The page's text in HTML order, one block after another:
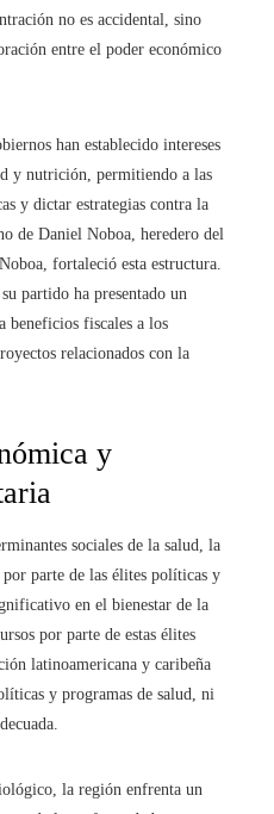
no es accidental, sino
entre el poder económico
han establecido intereses
y nutrición, permitiendo a las
y dictar estrategias contra la
de Daniel Noboa, heredero del
fortaleció esta estructura.
partido ha presentado un
beneficios fiscales a los
relacionados con la
y
sociales de la salud, la
parte de las élites políticas y
en el bienestar de la
por parte de estas élites
latinoamericana y caribeña
y programas de salud, ni
la región enfrenta un